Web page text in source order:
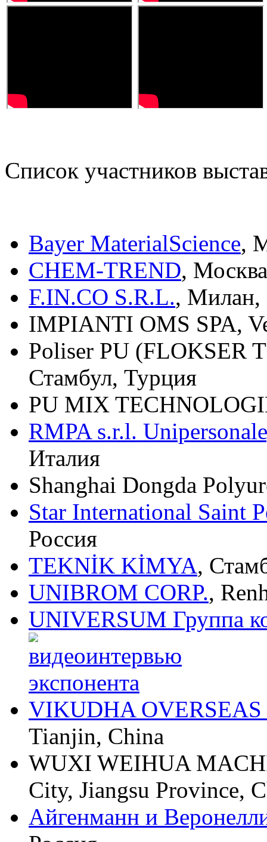
Список участников
Bayer MaterialScience,
CHEM-TREND,
F.IN.CO S.R.L., Милан,
IMPIANTI OMS SPA,
Poliser PU (FLOKSER
Стамбул, Турция
PU MIX
RMPA s.r.l.
Италия
Shanghai Dongda
Star International Saint
Россия
TEKNİK KİMYA,
UNIBROM CORP.,
UNIVERSUM Группа
VIKUDHA
Tianjin, China
WUXI WEIHUA
City, Jiangsu Province,
Айгенманн и